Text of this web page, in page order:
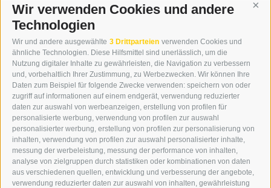
Wir verwenden Cookies und andere
Technologien
Wir und andere ausgewählte 3 Drittparteien verwenden Cookies und
ähnliche Technologien. Diese Hilfsmittel sind unerlässlich, um die
Nutzung digitaler Inhalte zu gewährleisten, die Navigation zu verbessern
und, vorbehaltlich Ihrer Zustimmung, zu Werbezwecken. Wir können Ihre
Daten zum Beispiel für folgende Zwecke verwenden: speichern von oder
zugriff auf informationen auf einem endgerät, verwendung reduzierter
daten zur auswahl von werbeanzeigen, erstellung von profilen für
personalisierte werbung, verwendung von profilen zur auswahl
personalisierter werbung, erstellung von profilen zur personalisierung von
inhalten, verwendung von profilen zur auswahl personalisierter inhalte,
messung der werbeleistung, messung der performance von inhalten,
analyse von zielgruppen durch statistiken oder kombinationen von daten
aus verschiedenen quellen, entwicklung und verbesserung der angebote,
verwendung reduzierter daten zur auswahl von inhalten, gewährleistung
KONTAKT
WIPP-MEDIA GMBH
DER ERKER
NEUSTADT 20A
I-39049 STERZING
TEL.: +39 0472 766876
GRAFIK@DERERKER.IT
INFO@DERERKER.IT
BARBARA.FONTANA@DERERKER.IT
DER ERKER